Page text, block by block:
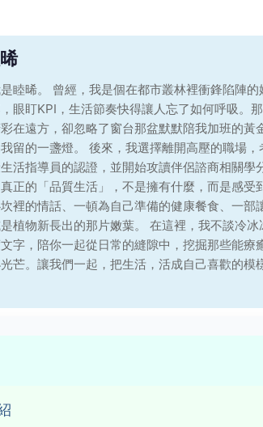
睦晞。 曾經，我是個在都市叢林裡衝鋒陷陣
眼盯KPI，生活節奏快得讓人忘了如何呼吸。
在遠方，卻忽略了窗台那盆默默陪我加班的黃
留的一盞燈。 後來，我選擇離開高壓的職場
活指導員的認證，並開始攻讀伴侶諮商相關學
正的「品質生活」，不是擁有什麼，而是感受
裡的情話、一頓為自己準備的健康餐食、一部
植物新長出的那片嫩葉。 在這裡，我不談冷
字，陪你一起從日常的縫隙中，挖掘那些能療
芒。讓我們一起，把生活，活成自己喜歡的模